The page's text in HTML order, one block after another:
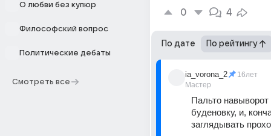
О любви без купюр
Философский вопрос
Политические дебаты
Смотреть все
0 4
По дате По рейтингу
ia_vorona_2
Мастер
16лет
Пальто навыворот
буденовку, и,
заглядывать